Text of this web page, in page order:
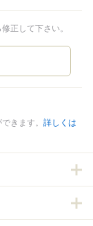
正して下さい。
きます。 詳しくは